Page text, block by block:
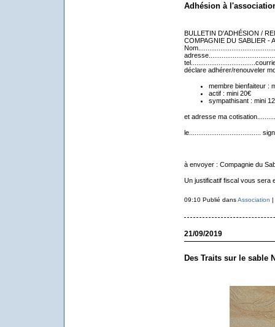
Adhésion à
BULLETIN D'ADHÉSION /
COMPAGNIE DU SABLIER -
déclare adhérer/renouveler
membre bienfaiteur :
actif : mini 20€
sympathisant : mini
et adresse ma
le.......................................
à envoyer : Compagnie du
Un justificatif fiscal vous sera
09:10 Publié dansAssociation |
21/09/2019
Des Traits sur le sable